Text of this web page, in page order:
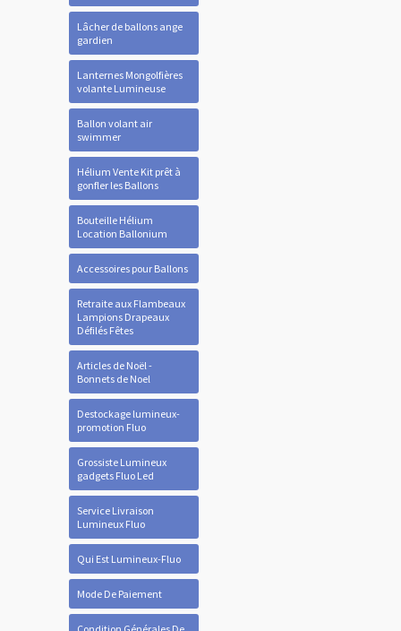
Lâcher de ballons ange
gardien
Lanternes Mongolfières
volante Lumineuse
Ballon volant air
swimmer
Hélium Vente Kit prêt à
gonfler les Ballons
Bouteille Hélium
Location Ballonium
Accessoires pour Ballons
Retraite aux Flambeaux
Lampions Drapeaux
Défilés Fêtes
Articles de Noël -
Bonnets de Noel
Destockage lumineux-
promotion Fluo
Grossiste Lumineux
gadgets Fluo Led
Service Livraison
Lumineux Fluo
Qui Est Lumineux-Fluo
Mode De Paiement